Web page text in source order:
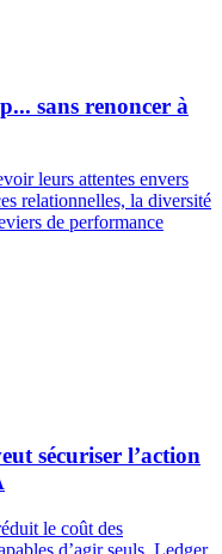
sans renoncer à
leurs attentes envers
relationnelles, la diversité
de performance
sécuriser l’action
le coût des
d’agir seuls, Ledger